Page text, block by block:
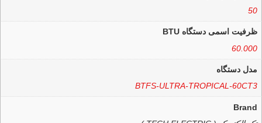
50
ظرفیت اسمی دستگاه BTU
60.000
مدل دستگاه
BTFS-ULTRA-TROPICAL-60CT3
Brand